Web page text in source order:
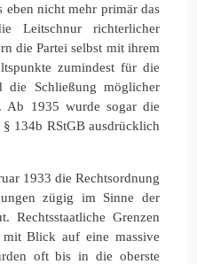
eben nicht mehr primär das
Leitschnur richterlicher
die Partei selbst mit ihrem
zumindest für die
die Schließung möglicher
Ab 1935 wurde sogar die
134b RStGB ausdrücklich
1933 die Rechtsordnung
zügig im Sinne der
Rechtsstaatliche Grenzen
Blick auf eine massive
oft bis in die oberste